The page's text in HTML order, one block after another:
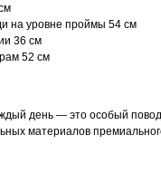
на уровне проймы 54 см
36 см
52 см
день — это особый
материалов